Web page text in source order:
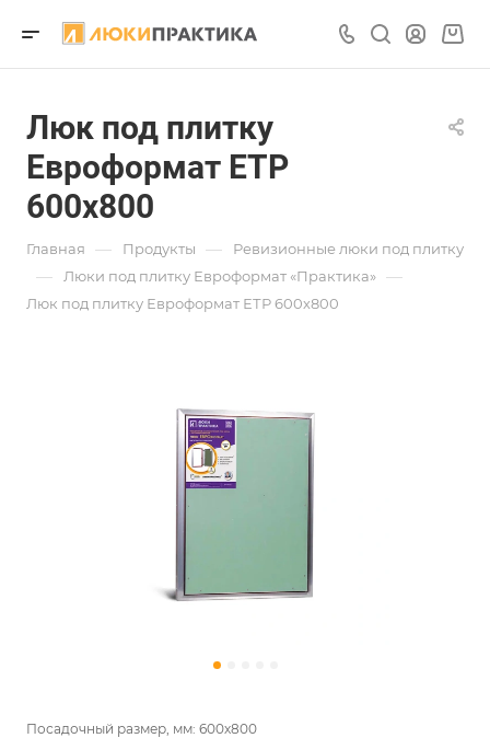
Люк под плитку
Евроформат ЕТР
600х800
Главная — Продукты — Ревизионные люки под плитку
— Люки под плитку Евроформат «Практика» —
Люк под плитку Евроформат ЕТР 600х800
Посадочный размер, мм: 600х800